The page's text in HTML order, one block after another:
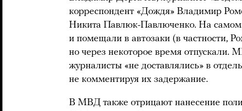
корреспондент «Дождя» Владимир
Никита Павлюк-Павлюченко. На самом
и помещали в автозаки (в частности,
но через некоторое время отпускали.
журналисты «не доставлялись» в
не комментируя их задержание.
В МВД также отрицают нанесение